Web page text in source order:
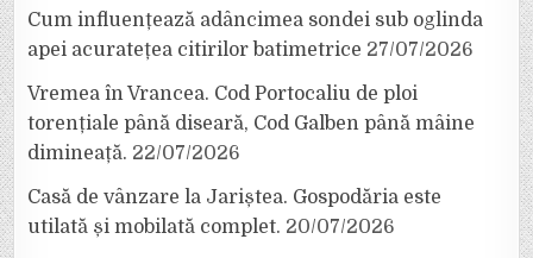
Cum influențează adâncimea sondei sub oglinda
apei acuratețea citirilor batimetrice 27/07/2026
Vremea în Vrancea. Cod Portocaliu de ploi
torențiale până diseară, Cod Galben până mâine
dimineață. 22/07/2026
Casă de vânzare la Jariștea. Gospodăria este
utilată și mobilată complet. 20/07/2026